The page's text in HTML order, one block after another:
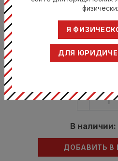
65511
ЛОЖКА ЧАЙНАЯ 13,5
274
В наличии:
ДОБАВИТЬ В
Я
ДЛЯ